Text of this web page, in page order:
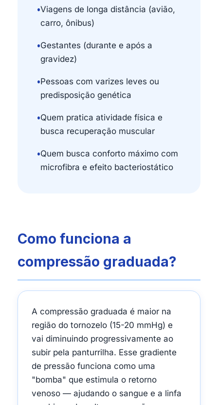
•Viagens de longa distância (avião,
carro, ônibus)
•Gestantes (durante e após a
gravidez)
•Pessoas com varizes leves ou
predisposição genética
•Quem pratica atividade física e
busca recuperação muscular
•Quem busca conforto máximo com
microfibra e efeito bacteriostático
Como funciona a
compressão graduada?
A compressão graduada é maior na
região do tornozelo (15-20 mmHg) e
vai diminuindo progressivamente ao
subir pela panturrilha. Esse gradiente
de pressão funciona como uma
"bomba" que estimula o retorno
venoso — ajudando o sangue e a linfa